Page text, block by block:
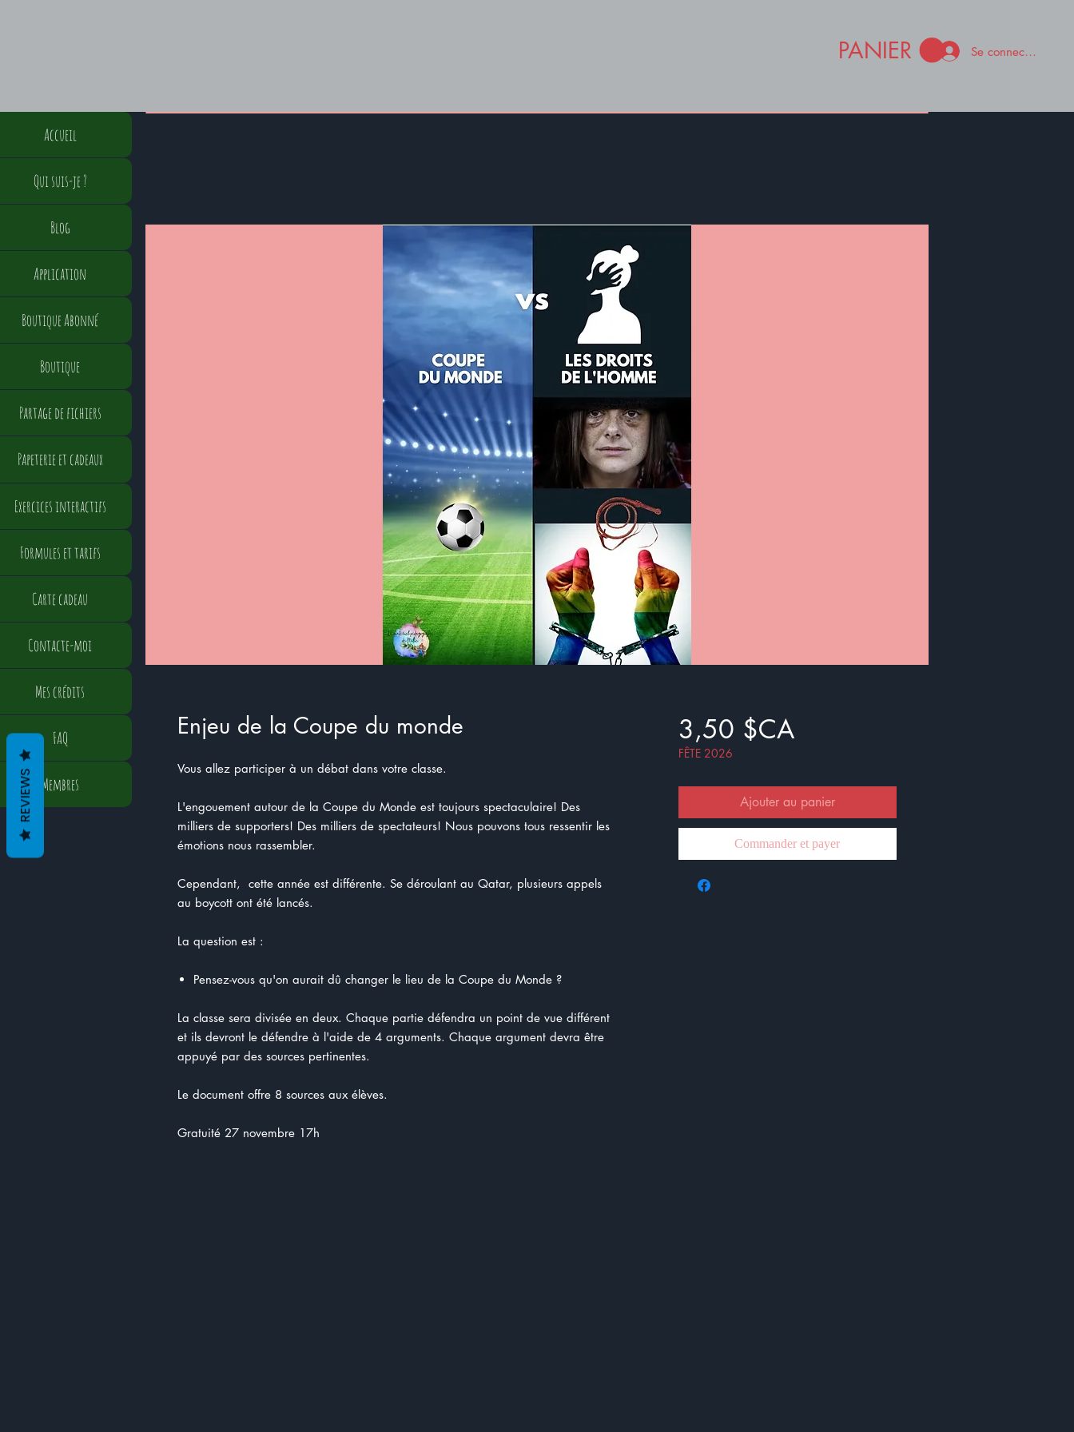
PANIER Se connecter
Enjeu de la Coupe du monde
Vous allez participer à un débat dans votre classe.
L'engouement autour de la Coupe du Monde est toujours spectaculaire! Des
milliers de supporters! Des milliers de spectateurs! Nous pouvons tous ressentir les
émotions nous rassembler.
Cependant, cette année est différente. Se déroulant au Qatar, plusieurs appels
au boycott ont été lancés.
La question est :
Pensez-vous qu'on aurait dû changer le lieu de la Coupe du Monde ?
La classe sera divisée en deux. Chaque partie défendra un point de vue différent
et ils devront le défendre à l'aide de 4 arguments. Chaque argument devra être
appuyé par des sources pertinentes.
Le document offre 8 sources aux élèves.
Gratuité 27 novembre 17h
3,50 $CAPrix
FÊTE 2026
Ajouter au panier
Commander et payer
Accueil
Qui suis-je ?
Blog
Application
Boutique Abonné
Boutique
Partage de fichiers
Papeterie et cadeaux
Exercices interactifs
Formules et tarifs
Carte cadeau
Contacte-moi
Mes crédits
FAQ
Membres
REVIEWS